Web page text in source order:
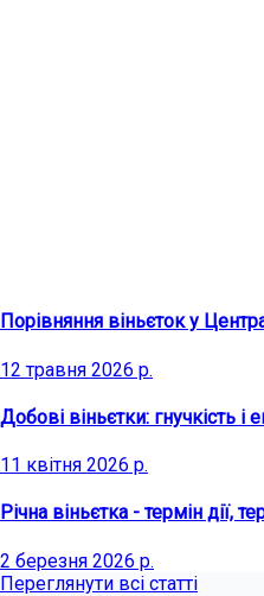
Порівняння віньєток у
12 травня 2026 р.
Добові віньєтки: гнучкість і
11 квітня 2026 р.
Річна віньєтка - термін дії,
2 березня 2026 р.
Переглянути всі статті